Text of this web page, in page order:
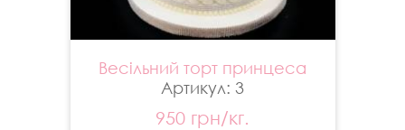
Весільний торт принцеса
Артикул: 3
950 грн/кг.